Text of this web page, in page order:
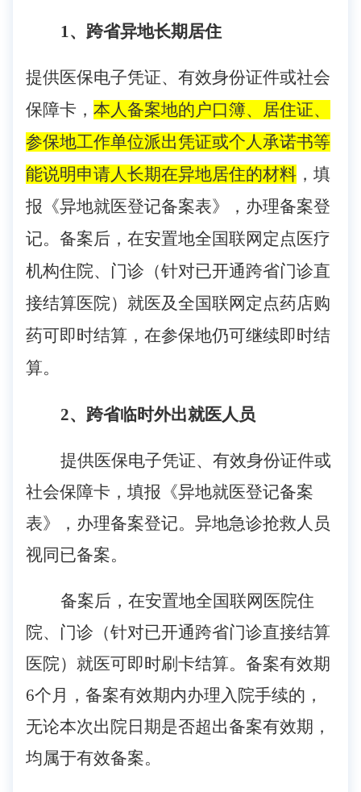
1、跨省异地长期居住
提供医保电子凭证、有效身份证件或社会
保障卡， 本人备案地的户口簿、 居住证、
参保地工作单位派出凭证或个人承诺书等
能说明申请人长期在异地居住的材料 ，填
报《异地就医登记备案表》，办理备案登
记。备案后，在安置地全国联网定点 医疗
机构住院、门诊（针对已开通跨省门诊直
接结算医院）就医及全国联网定点药店购
药可即时结算，在参保地仍可继续即时结
算。
2、跨省临时外出就医人员
提供医保电子凭证、有效身份证件或
社会保障卡 ，填报《异地就医登记备案
表》，办理备案登记。异地急诊抢救人员
视同已备案。
备案后，在安置地全国联网医院住
院、门诊（针对已开通跨省门诊直接结算
医院）就医可即时刷卡结算。备案有效期
6个月，备案有效期内办理入院手续的，
无论本次出院日期是否超出备案有效期，
均属于有效备案。